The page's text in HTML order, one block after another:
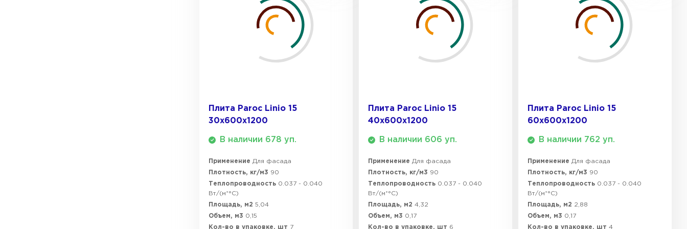
Плита Paroc Linio 15
30х600х1200
В наличии 678 уп.
Применение Для фасада
Плотность, кг/м3 90
Теплопроводность 0.037 - 0.040
Вт/(м*°C)
Площадь, м2 5,04
Объем, м3 0,15
Кол-во в упаковке, шт 7
Плита Paroc Linio 15
40х600х1200
В наличии 606 уп.
Применение Для фасада
Плотность, кг/м3 90
Теплопроводность 0.037 - 0.040
Вт/(м*°C)
Площадь, м2 4,32
Объем, м3 0,17
Кол-во в упаковке, шт 6
Плита Paroc Linio 15
60х600х1200
В наличии 762 уп.
Применение Для фасада
Плотность, кг/м3 90
Теплопроводность 0.037 - 0.040
Вт/(м*°C)
Площадь, м2 2,88
Объем, м3 0,17
Кол-во в упаковке, шт 4
ПЕРЕЙТИ
Утеплитель Isoroc
Утеплитель Paroc
ПЕРЕЙТИ
Утеплитель Rockwool
ПЕРЕЙТИ